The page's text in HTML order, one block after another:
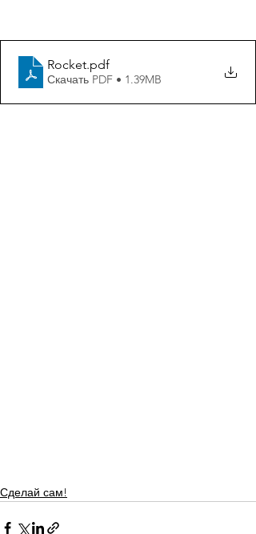
Rocket.pdf
Скачать PDF • 1.39MB
Сделай сам!